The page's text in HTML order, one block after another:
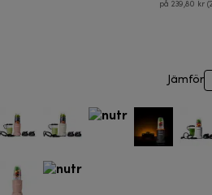
på 239,80 kr
Jämför